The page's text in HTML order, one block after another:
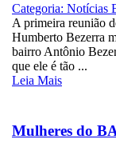
Categoria: Notícias
A primeira reunião
Humberto Bezerra
bairro Antônio
que ele é tão ...
Leia Mais
Mulheres do